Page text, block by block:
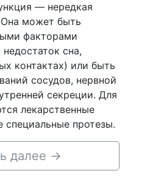
— нередкая
может быть
факторами
сна,
контактах) или быть
сосудов, нервной
секреции. Для
лекарственные
специальные протезы.
далее →